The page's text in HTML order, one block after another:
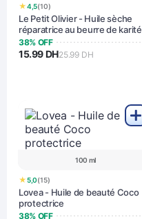
★4,5(10)
Le Petit Olivier - Huile sèche
réparatrice au beurre de karité
pour peaux très sèches
38% OFF
15.99 DH25.99 DH
100 ml
★5,0(15)
Lovea - Huile de beauté Coco
protectrice
38% OFF